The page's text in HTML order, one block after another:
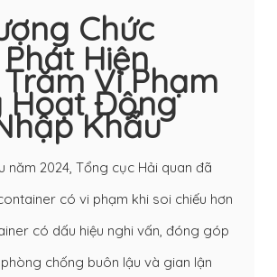
Chức
Hiện
Vi Phạm
Hoạt Động
Khẩu
năm 2024, Tổng cục Hải quan đã
có vi phạm khi soi chiếu hơn
có dấu hiệu nghi vấn, đóng góp
chống buôn lậu và gian lận